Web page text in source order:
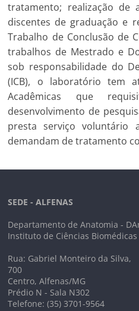
tratamento; realização de
discentes de graduação e
Trabalho de Conclusão de
trabalhos de Mestrado e
sob responsabilidade do
(ICB), o laboratório tem
Acadêmicas que
desenvolvimento de
presta serviço voluntário
demandam de tratamento
SEDE - ALFENAS
Departamento de Anatomia -
Instituto de Ciências Biomédicas
Rua: Gabriel Monteiro da Silva,
700
Centro, Alfenas/MG
Prédio N - Sala N302
Telefone: (35) 3701-9564